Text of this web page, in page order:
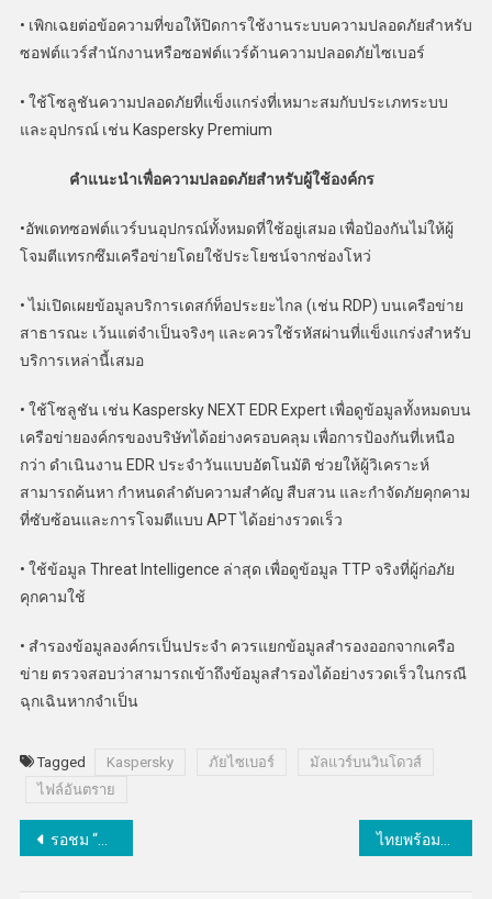
• เพิกเฉยต่อข้อความที่ขอให้ปิดการใช้งานระบบความปลอดภัยสำหรับ
ซอฟต์แวร์สำนักงานหรือซอฟต์แวร์ด้านความปลอดภัยไซเบอร์
• ใช้โซลูชันความปลอดภัยที่แข็งแกร่งที่เหมาะสมกับประเภทระบบ
และอุปกรณ์ เช่น Kaspersky Premium
คำแนะนำเพื่อความปลอดภัยสำหรับผู้ใช้องค์กร
•อัพเดทซอฟต์แวร์บนอุปกรณ์ทั้งหมดที่ใช้อยู่เสมอ เพื่อป้องกันไม่ให้ผู้
โจมตีแทรกซึมเครือข่ายโดยใช้ประโยชน์จากช่องโหว่
• ไม่เปิดเผยข้อมูลบริการเดสก์ท็อประยะไกล (เช่น RDP) บนเครือข่าย
สาธารณะ เว้นแต่จำเป็นจริงๆ และควรใช้รหัสผ่านที่แข็งแกร่งสำหรับ
บริการเหล่านี้เสมอ
• ใช้โซลูชัน เช่น Kaspersky NEXT EDR Expert เพื่อดูข้อมูลทั้งหมดบน
เครือข่ายองค์กรของบริษัทได้อย่างครอบคลุม เพื่อการป้องกันที่เหนือ
กว่า ดำเนินงาน EDR ประจำวันแบบอัตโนมัติ ช่วยให้ผู้วิเคราะห์
สามารถค้นหา กำหนดลำดับความสำคัญ สืบสวน และกำจัดภัยคุกคาม
ที่ซับซ้อนและการโจมตีแบบ APT ได้อย่างรวดเร็ว
• ใช้ข้อมูล Threat Intelligence ล่าสุด เพื่อดูข้อมูล TTP จริงที่ผู้ก่อภัย
คุกคามใช้
• สำรองข้อมูลองค์กรเป็นประจำ ควรแยกข้อมูลสำรองออกจากเครือ
ข่าย ตรวจสอบว่าสามารถเข้าถึงข้อมูลสำรองได้อย่างรวดเร็วในกรณี
ฉุกเฉินหากจำเป็น
Tagged Kaspersky ภัยไซเบอร์
มัลแวร์บนวินโดวส์
ไฟล์อันตราย
แนะแนว
รอชม “ฝนดาวตกควอดรานติดส์” หลังเที่ยงคืนวันนี้ ถึงรุ่งเช้า 4 ม.ค. 68 ไทยพร้อมจัด ADGMIN ครั้งที่ 5 ร่วมกำหนดทิศทางพัฒนาด้านดิจิทัลในอาเซียน